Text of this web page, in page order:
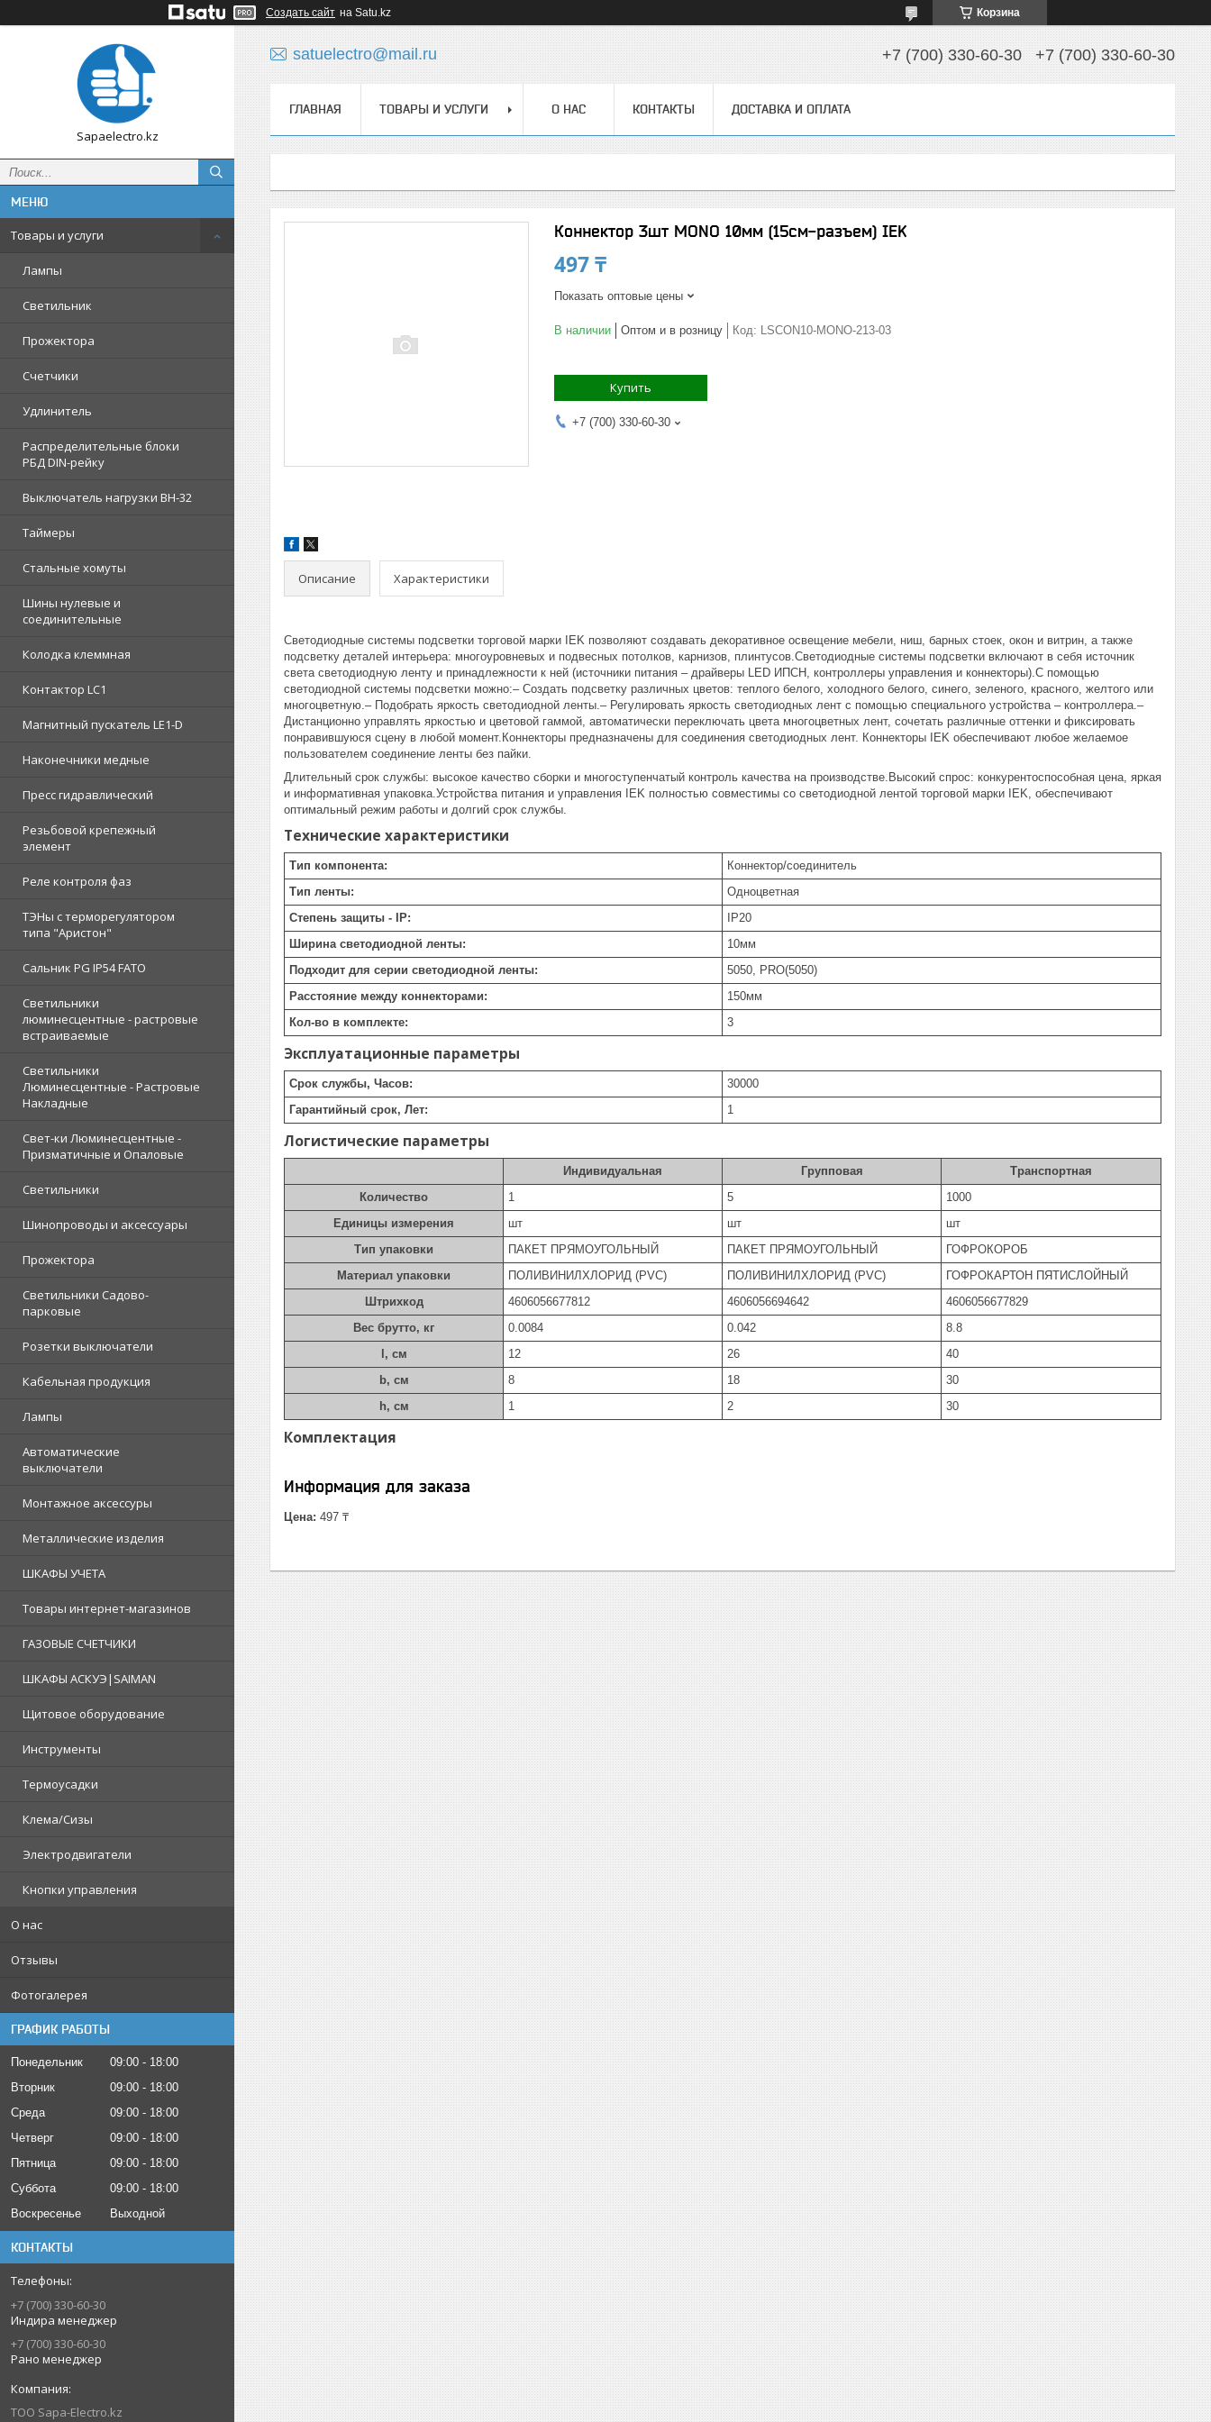
Создать сайт на Satu.kz Корзина
Sapaelectro.kz
Товары и услуги
Лампы
Светильник
Прожектора
Счетчики
Удлинитель
Распределительные блоки
РБД DIN-рейку
Выключатель нагрузки ВН-32
Таймеры
Стальные хомуты
Шины нулевые и
соединительные
Колодка клеммная
Контактор LC1
Магнитный пускатель LE1-D
Наконечники медные
Пресс гидравлический
Резьбовой крепежный
элемент
Реле контроля фаз
ТЭНы с терморегулятором
типа "Аристон"
Сальник PG IP54 FATO
Светильники
люминесцентные - растровые
встраиваемые
Светильники
Люминесцентные - Растровые
Накладные
Свет-ки Люминесцентные -
Призматичные и Опаловые
Светильники
Шинопроводы и аксессуары
Прожектора
Светильники Садово-
парковые
Розетки выключатели
Кабельная продукция
Лампы
Автоматические
выключатели
Монтажное аксессуры
Металлические изделия
ШКАФЫ УЧЕТА
Товары интернет-магазинов
ГАЗОВЫЕ СЧЕТЧИКИ
ШКАФЫ АСКУЭ|SAIMAN
Щитовое оборудование
Инструменты
Термоусадки
Клема/Сизы
Электродвигатели
Кнопки управления
О нас
Отзывы
Фотогалерея
ГРАФИК РАБОТЫ
Понедельник 09:00
18:00
Вторник
09:00
18:00
Среда
09:00
18:00
Четверг
09:00
18:00
Пятница
09:00
18:00
Суббота
09:00
18:00
Воскресенье
Выходной
КОНТАКТЫ
+7 (700) 330-60-30
Индира менеджер
+7 (700) 330-60-30
Рано менеджер
ТОО Sapa-Electro.kz
satuelectro@mail.ru +7 (700) 330-60-30 +7 (700) 330-60-30
ГЛАВНАЯ ТОВАРЫ И УСЛУГИ О НАС КОНТАКТЫ ДОСТАВКА И ОПЛАТА
Коннектор 3шт MONO 10мм (15см-разъем) IEK
497 ₸
Показать оптовые цены
В наличии Оптом и в розницу Код: LSCON10-MONO-213-03
Купить
+7 (700) 330-60-30
Описание Характеристики
Светодиодные системы подсветки торговой марки IEK позволяют создавать декоративное освещение мебели, ниш, барных стоек, окон и витрин, а также
подсветку деталей интерьера: многоуровневых и подвесных потолков, карнизов, плинтусов.Светодиодные системы подсветки включают в себя источник
света светодиодную ленту и принадлежности к ней (источники питания – драйверы LED ИПСН, контроллеры управления и коннекторы).С помощью
светодиодной системы подсветки можно:– Создать подсветку различных цветов: теплого белого, холодного белого, синего, зеленого, красного, желтого или
многоцветную.– Подобрать яркость светодиодной ленты.– Регулировать яркость светодиодных лент с помощью специального устройства – контроллера.–
Дистанционно управлять яркостью и цветовой гаммой, автоматически переключать цвета многоцветных лент, сочетать различные оттенки и фиксировать
понравившуюся сцену в любой момент.Коннекторы предназначены для соединения светодиодных лент. Коннекторы IEK обеспечивают любое желаемое
пользователем соединение ленты без пайки.
Длительный срок службы: высокое качество сборки и многоступенчатый контроль качества на производстве.Высокий спрос: конкурентоспособная цена, яркая
и информативная упаковка.Устройства питания и управления IEK полностью совместимы со светодиодной лентой торговой марки IEK, обеспечивают
оптимальный режим работы и долгий срок службы.
Технические характеристики
Тип компонента:
Коннектор/соединитель
Тип ленты:
Одноцветная
Степень защиты - IP:
IP20
Ширина светодиодной ленты:
10мм
Подходит для серии светодиодной ленты:
5050, PRO(5050)
Расстояние между коннекторами:
150мм
Кол-во в комплекте:
3
Эксплуатационные параметры
Срок службы, Часов:
30000
Гарантийный срок, Лет:
1
Логистические параметры
Индивидуальная Групповая
Транспортная
Количество
1 5
1000
Единицы измерения
шт шт
шт
Тип упаковки
ПАКЕТ ПРЯМОУГОЛЬНЫЙ ПАКЕТ ПРЯМОУГОЛЬНЫЙ
ГОФРОКОРОБ
Материал упаковки
ПОЛИВИНИЛХЛОРИД (PVC) ПОЛИВИНИЛХЛОРИД (PVC)
ГОФРОКАРТОН ПЯТИСЛОЙНЫЙ
Штрихкод
4606056677812 4606056694642
4606056677829
Вес брутто, кг
0.0084 0.042
8.8
l, см
12 26
40
b, см
8 18
30
h, см
1 2 30
Комплектация
Информация для заказа
Цена: 497 ₸